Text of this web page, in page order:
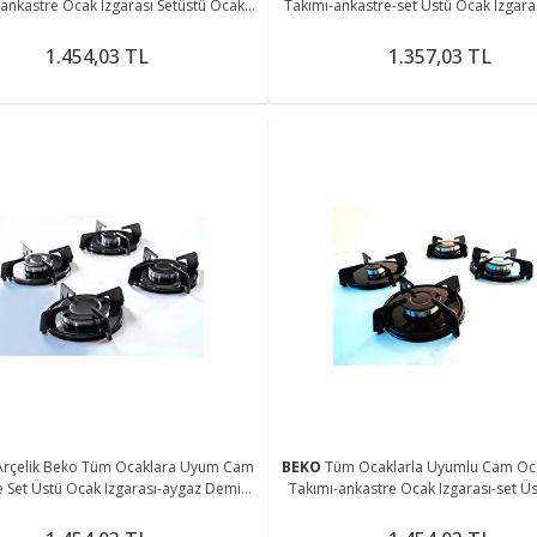
ankastre Ocak Izgarası Setüstü Ocak
1.454,03 TL
Takımı-ankastre-set Üstü Ocak
1.357,03 TL
Beko Tüm Ocaklara Uyum Cam
Set Üstü Ocak Izgarası-aygaz Demiri
BEKOTüm Ocaklarla Uyumlu Cam
Takımı-ankastre Ocak Izgarası-set